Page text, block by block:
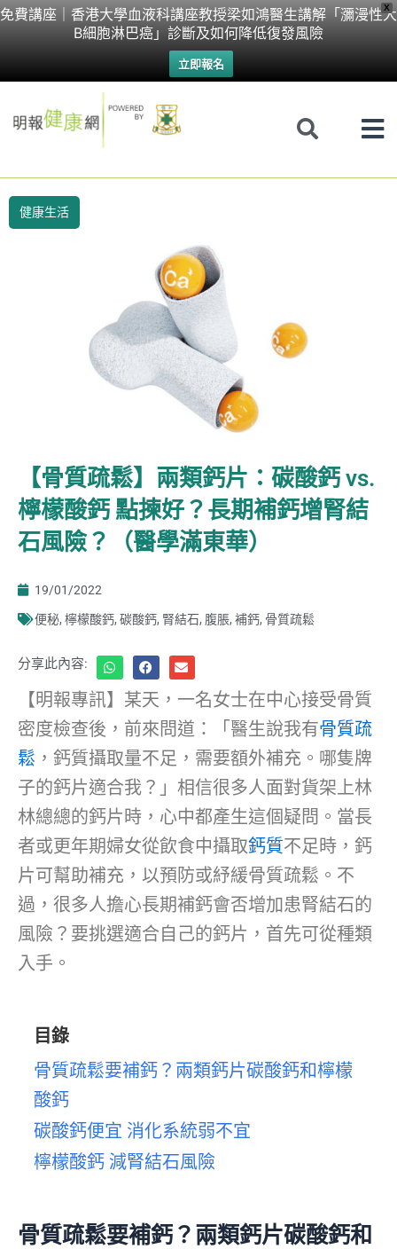
X
免費講座｜香港大學血液科講座教授梁如鴻醫生講解「瀰漫性大
B細胞淋巴癌」診斷及如何降低復發風險
立即報名
Skip
健康生活
【骨質疏鬆】兩類鈣片：碳酸鈣 vs.
檸檬酸鈣 點揀好？長期補鈣增腎結
石風險？（醫學滿東華）
19/01/2022
便秘, 檸檬酸鈣, 碳酸鈣, 腎結石, 腹脹, 補鈣, 骨質疏鬆
分享此內容:
【明報專訊】某天，一名女士在中心接受骨質
密度檢查後，前來問道：「醫生說我有骨質疏
鬆 ，鈣質攝取量不足，需要額外補充。哪隻牌
子的鈣片適合我？」相信很多人面對貨架上林
林總總的鈣片時，心中都產生這個疑問。當長
者或更年期婦女從飲食中攝取鈣質不足時，鈣
片可幫助補充，以預防或紓緩骨質疏鬆。不
過，很多人擔心長期補鈣會否增加患腎結石的
風險？要挑選適合自己的鈣片，首先可從種類
入手。
目錄
骨質疏鬆要補鈣？兩類鈣片碳酸鈣和檸檬
酸鈣
碳酸鈣便宜 消化系統弱不宜
檸檬酸鈣 減腎結石風險
骨質疏鬆要補鈣？兩類鈣片碳酸鈣和